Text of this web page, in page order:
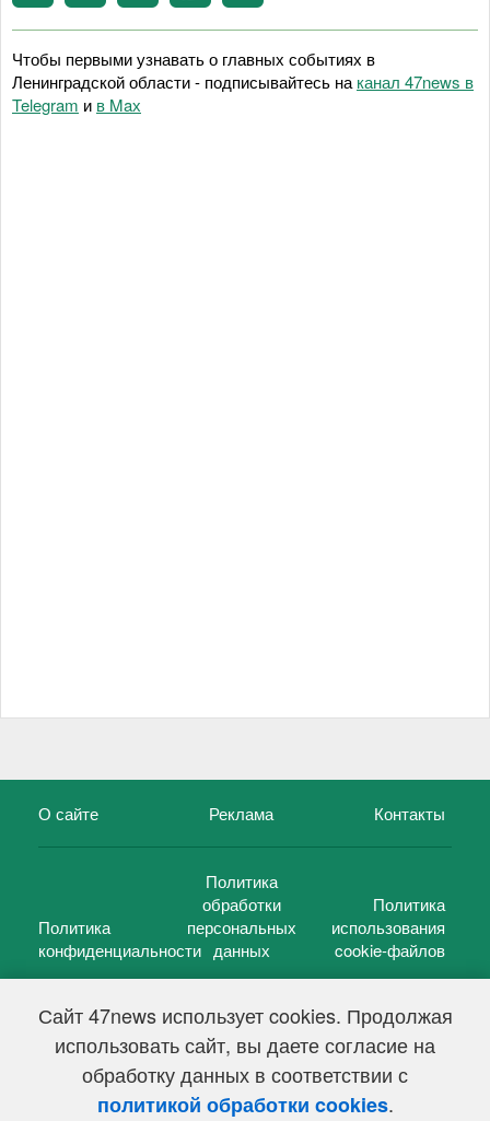
Сайт 47news использует cookies. Продолжая
использовать сайт, вы даете согласие на
обработку данных в соответствии с
политикой обработки cookies.
Чтобы первыми узнавать о главных событиях в
Ленинградской области - подписывайтесь на канал 47news в
Telegram и в Maх
О сайте Реклама Контакты
Политика
конфиденциальности
Политика
обработки
персональных
данных
Политика
использования
cookie-файлов
47 новостей (47 news)2005 — 2026 г.
Свидетельство о регистрации СМИ Эл № ФС 77-39848, выдано
Федеральной службой по надзору в сфере связи,
информационных технологий и массовых коммуникаций